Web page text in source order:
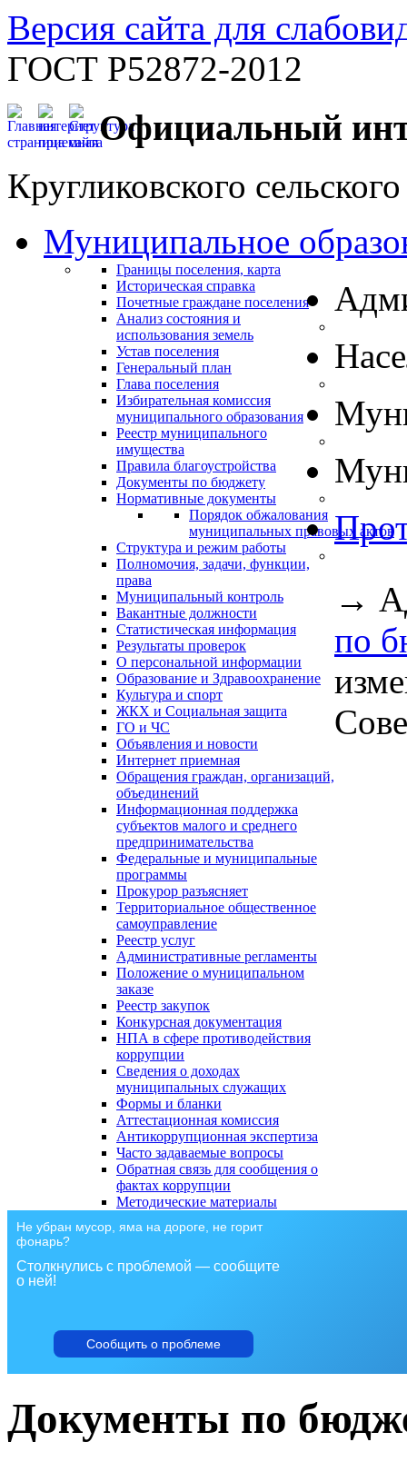
Версия сайта для
ГОСТ Р52872-2012
Официальный
Кругликовского
Муниципальное
Границы поселения, карта
Историческая справка
Почетные граждане поселения
Анализ состояния и
использования земель
Устав поселения
Генеральный план
Глава поселения
Избирательная комиссия
муниципального образования
Реестр муниципального
имущества
Правила благоустройства
Документы по бюджету
Нормативные документы
Порядок обжалования
муниципальных правовых актов
Структура и режим работы
Полномочия, задачи, функции,
права
Муниципальный контроль
Вакантные должности
Статистическая информация
Результаты проверок
О персональной информации
Образование и Здравоохранение
Культура и спорт
ЖКХ и Социальная защита
ГО и ЧС
Объявления и новости
Интернет приемная
Обращения граждан, организаций,
объединений
Информационная поддержка
субъектов малого и среднего
предпринимательства
Федеральные и муниципальные
программы
Прокурор разъясняет
Территориальное общественное
самоуправление
Реестр услуг
Административные регламенты
Положение о муниципальном
заказе
Реестр закупок
Конкурсная документация
НПА в сфере противодействия
коррупции
Сведения о доходах
муниципальных служащих
Формы и бланки
Аттестационная комиссия
Антикоррупционная экспертиза
Часто задаваемые вопросы
Обратная связь для сообщения о
фактах коррупции
Методические материалы
→
по
Не убран мусор, яма на дороге, не горит
фонарь?
Столкнулись с проблемой — сообщите
о ней!
Сообщить о проблеме
Документы по